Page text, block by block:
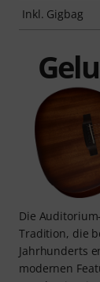
Inkl. Gigbag
Die
Tradition, die
Jahrhunderts
modernen